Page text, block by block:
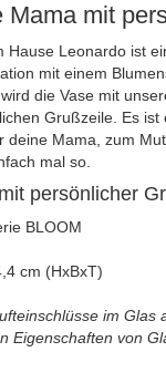
Mama mit
Hause Leonardo ist
mit einem
die Vase mit
Grußzeile. Es ist
deine Mama, zum
mal so.
persönlicher
BLOOM
cm (HxBxT)
im Glas
Eigenschaften von